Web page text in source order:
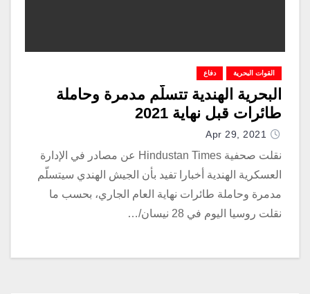
القوات البحرية دفاع
البحرية الهندية تتسلّم مدمرة وحاملة
طائرات قبل نهاية 2021
Apr 29, 2021
نقلت صحفية Hindustan Times عن مصادر في الإدارة
العسكرية الهندية أخبارا تفيد بأن الجيش الهندي سيتسلّم
مدمرة وحاملة طائرات نهاية العام الجاري، بحسب ما
نقلت روسيا اليوم في 28 نيسان/…